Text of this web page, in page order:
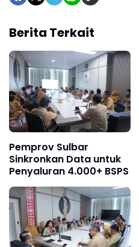
Berita Terkait
Pemprov Sulbar
Sinkronkan Data untuk
Penyaluran 4.000+ BSPS